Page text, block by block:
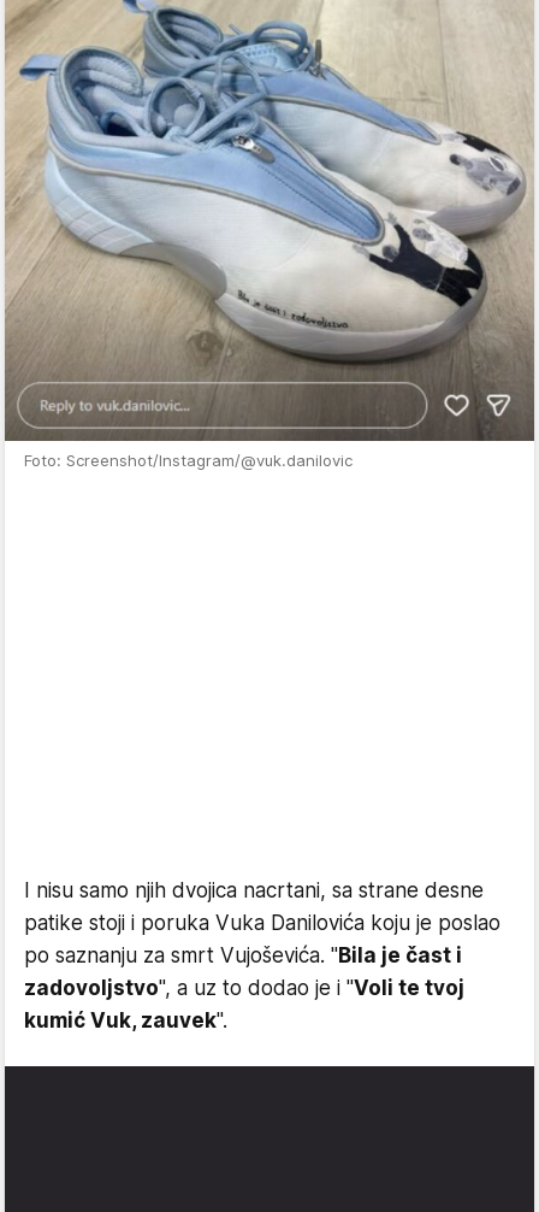
Foto: Screenshot/Instagram/@vuk.danilovic
I nisu samo njih dvojica nacrtani, sa strane desne
patike stoji i poruka Vuka Danilovića koju je poslao
po saznanju za smrt Vujoševića. "Bila je čast i
zadovoljstvo", a uz to dodao je i "Voli te tvoj
kumić Vuk, zauvek".